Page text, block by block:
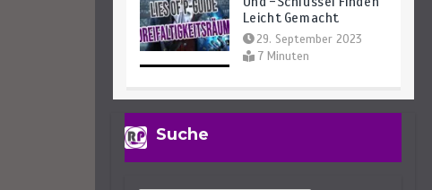
Leicht Gemacht
29. September 2023
7 Minuten
Suche